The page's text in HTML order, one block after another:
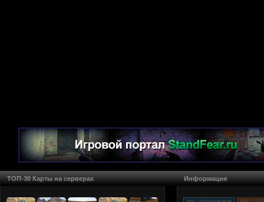
ТОП-30 Карты на серверах Информация